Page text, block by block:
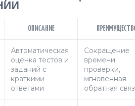
ОПИСАНИЕ
Автоматическая
оценка тестов и
заданий с
краткими
ответами
Сокращение
времени
проверки,
мгновенная
обратная